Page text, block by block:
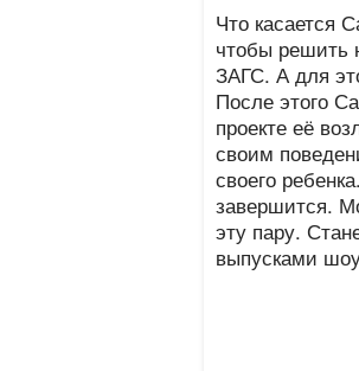
Что касается
чтобы решить
ЗАГС. А для
После этого
проекте её
своим
своего
завершится.
эту пару.
выпусками